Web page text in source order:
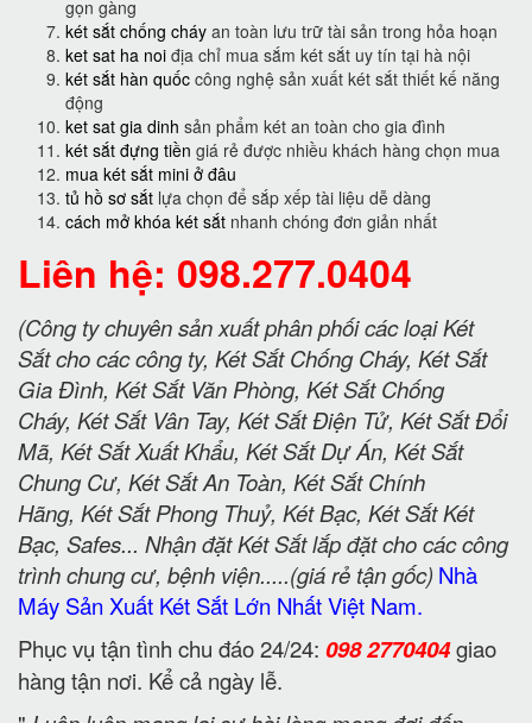
gọn gàng
két sắt chống cháy an toàn lưu trữ tài sản trong hỏa hoạn
ket sat ha noi địa chỉ mua sắm két sắt uy tín tại hà nội
két sắt hàn quốc công nghệ sản xuất két sắt thiết kế năng
động
ket sat gia dinh sản phẩm két an toàn cho gia đình
két sắt đựng tiền giá rẻ được nhiều khách hàng chọn mua
mua két sắt mini ở đâu
tủ hồ sơ sắt lựa chọn để sắp xếp tài liệu dễ dàng
cách mở khóa két sắt nhanh chóng đơn giản nhất
Liên hệ: 098.277.0404
(Công ty chuyên sản xuất phân phối các loại Két
Sắt cho các công ty, Két Sắt Chống Cháy, Két Sắt
Gia Đình, Két Sắt Văn Phòng, Két Sắt Chống
Cháy, Két Sắt Vân Tay, Két Sắt Điện Tử, Két Sắt Đổi
Mã, Két Sắt Xuất Khẩu, Két Sắt Dự Án, Két Sắt
Chung Cư, Két Sắt An Toàn, Két Sắt Chính
Hãng, Két Sắt Phong Thuỷ, Két Bạc, Két Sắt Két
Bạc, Safes... Nhận đặt Két Sắt lắp đặt cho các công
trình chung cư, bệnh viện.....(giá rẻ tận gốc) Nhà
Máy Sản Xuất Két Sắt Lớn Nhất Việt Nam.
Phục vụ tận tình chu đáo 24/24: 098 2770404giao
hàng tận nơi. Kể cả ngày lễ.